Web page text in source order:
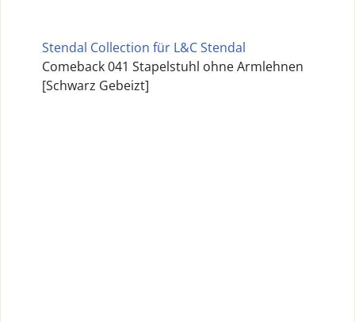
Stendal Collection für L&C Stendal
Comeback 041 Stapelstuhl ohne Armlehnen
[Schwarz Gebeizt]